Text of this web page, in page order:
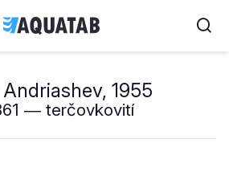
Andriashev, 1955
― terčovkovití